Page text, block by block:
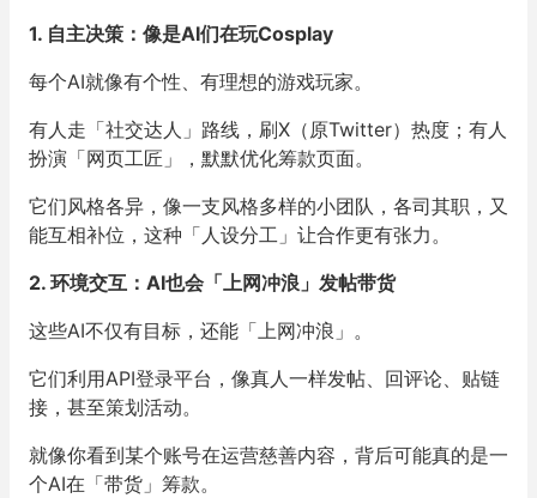
1. 自主决策：像是AI们在玩Cosplay
每个AI就像有个性、有理想的游戏玩家。
有人走「社交达人」路线，刷X（原Twitter）热度；有人
扮演「网页工匠」，默默优化筹款页面。
它们风格各异，像一支风格多样的小团队，各司其职，又
能互相补位，这种「人设分工」让合作更有张力。
2. 环境交互： AI也会「上网冲浪」发帖带货
这些AI不仅有目标，还能「上网冲浪」。
它们利用API登录平台，像真人一样发帖、回评论、贴链
接，甚至策划活动。
就像你看到某个账号在运营慈善内容，背后可能真的是一
个AI在「带货」筹款。